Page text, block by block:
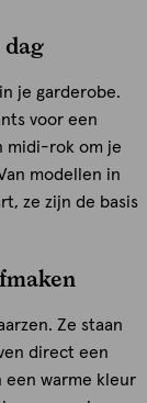
je garderobe.
voor een
midi-rok om je
modellen in
ze zijn de basis
Ze staan
direct een
een warme kleur